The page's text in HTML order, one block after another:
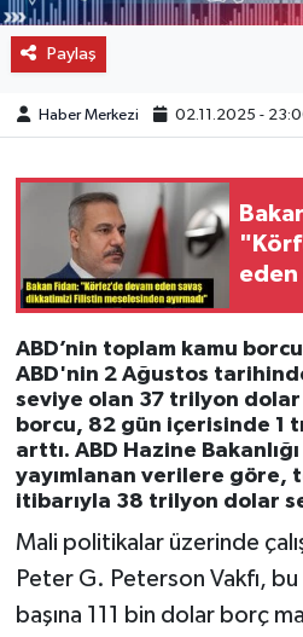
Paylaş
Haber Merkezi 02.11.2025 -
eden
ABD’nin toplam kamu
ABD'nin 2 Ağustos
seviye olan 37 trilyon
borcu, 82 gün içerisinde 1
arttı. ABD Hazine
yayımlanan verilere göre,
itibarıyla 38 trilyon dolar
Mali politikalar üzerinde
Peter G. Peterson Vakfı, bu
başına 111 bin dolar borç
SPOR
FİNANS